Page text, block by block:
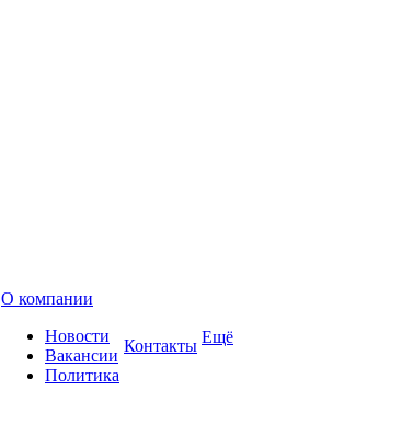
О компании
Новости
Вакансии
Политика
Контакты Ещё